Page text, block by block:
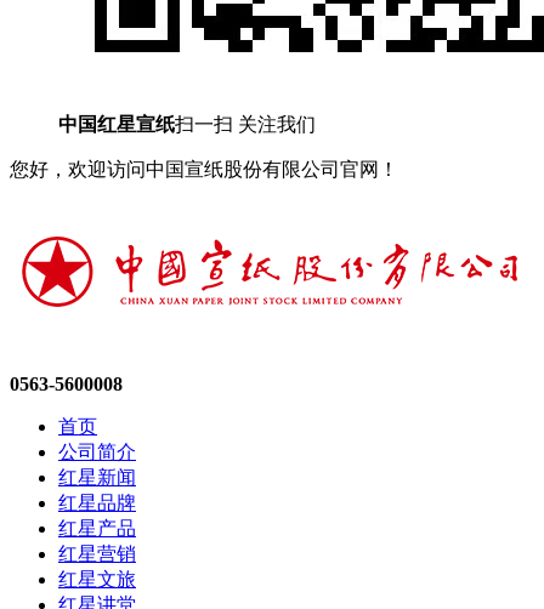
中国红星宣纸扫一扫 关注我们
您好，欢迎访问中国宣纸股份有限公司官网！
0563-5600008
首页
公司简介
红星新闻
红星品牌
红星产品
红星营销
红星文旅
红星讲堂